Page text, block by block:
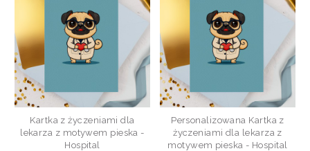
Kartka z życzeniami dla
lekarza z motywem pieska -
Hospital
Personalizowana Kartka z
życzeniami dla lekarza z
motywem pieska - Hospital